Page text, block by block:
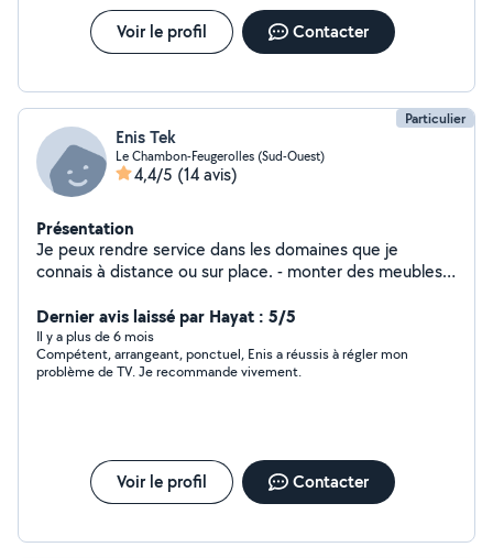
Voir le profil Contacter
Particulier
Enis Tek
Le Chambon-Feugerolles (Sud-Ouest)
4,4/5 (14 avis)
Présentation
Je peux rendre service dans les domaines que je
connais à distance ou sur place. - monter des meubles -
Karcher
Dernier avis laissé par Hayat : 5/5
Il y a plus de 6 mois
Compétent, arrangeant, ponctuel, Enis a réussis à régler mon
problème de TV. Je recommande vivement.
Voir le profil Contacter